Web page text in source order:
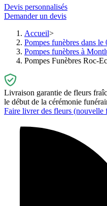
Devis personnalisés
Demander un devis
Accueil
Pompes funèbres dans le
Pompes funèbres à
Pompes Funèbres Roc-
Livraison garantie de fleurs
le début de la cérémonie
Faire livrer des fleurs (nouvelle